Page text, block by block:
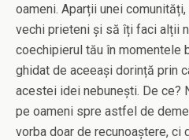
oameni. Aparții unei
vechi prieteni și să îți faci alții
coechipierul tău în momentele
ghidat de aceeași dorință prin
acestei idei nebunești. De ce?
pe oameni spre astfel de
vorba doar de recunoaștere, ci